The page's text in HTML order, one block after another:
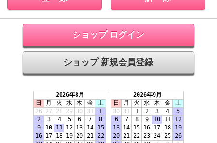
ショップ ログイン
ショップ 新規会員登録